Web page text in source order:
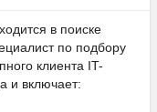
в поиске
по подбору
клиента IT-
и включает: